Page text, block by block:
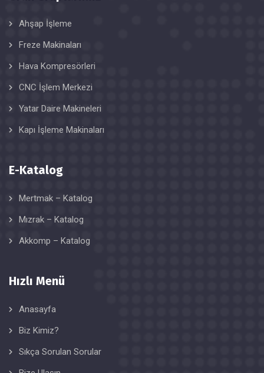
Ahşap İşleme
Freze Makinaları
Hava Kompresörleri
CNC İşlem Merkezi
Yatar Daire Makineleri
Kapı İşleme Makinaları
E-Katalog
Mertmak – Katalog
Mızrak – Katalog
Akkomp – Katalog
Hızlı Menü
Anasayfa
Biz Kimiz?
Sıkça Sorulan Sorular